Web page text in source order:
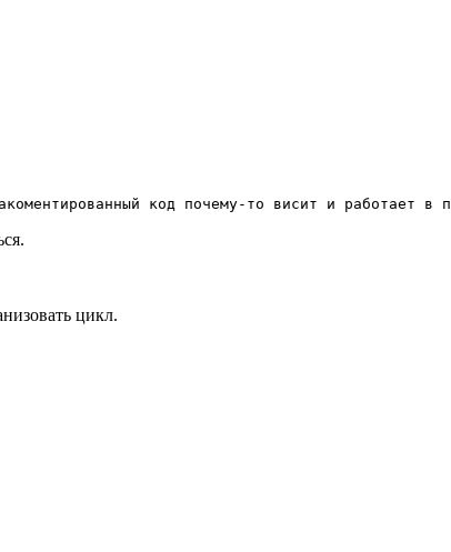
код почему-то висит и работает в
цикл.